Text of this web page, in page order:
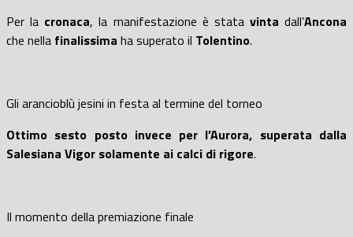
Per la cronaca, la manifestazione è stata vinta dall’Ancona
che nella finalissima ha superato il Tolentino.
Gli arancioblù jesini in festa al termine del torneo
Ottimo sesto posto invece per l’Aurora, superata dalla
Salesiana Vigor solamente ai calci di rigore.
Il momento della premiazione finale